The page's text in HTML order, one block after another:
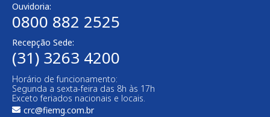
Ouvidoria:
0800 882 2525
Recepção Sede:
(31) 3263 4200
Horário de funcionamento:
Segunda a sexta-feira das 8h às 17h
Exceto feriados nacionais e locais.
crc@fiemg.com.br